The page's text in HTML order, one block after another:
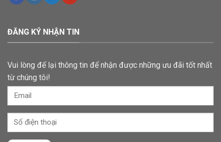
ĐĂNG KÝ NHẬN TIN
Vui lòng để lại thông tin để nhận được những ưu đãi tốt nhất
từ chúng tôi!